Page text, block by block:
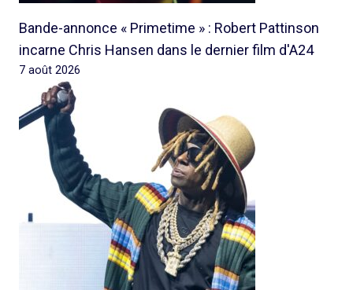
Bande-annonce « Primetime » : Robert Pattinson
incarne Chris Hansen dans le dernier film d'A24
7 août 2026